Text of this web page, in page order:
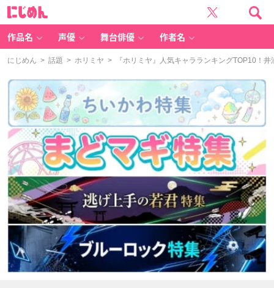
作品名 声優 舞台俳優 作者名
にじめん > 話題 > ホリミヤ > 『ホリミヤ』人気キャラランキングTOP10！